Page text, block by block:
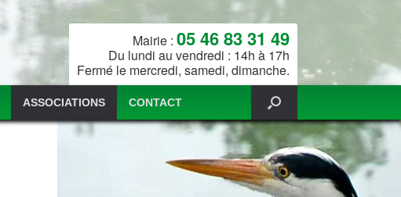
Mairie : 05 46 83 31 49
Du lundi au vendredi : 14h à 17h
Fermé le mercredi, samedi, dimanche.
ASSOCIATIONS CONTACT